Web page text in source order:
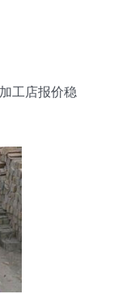
工店报价稳